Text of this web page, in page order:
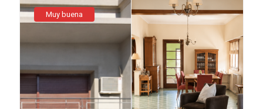
Muy buena